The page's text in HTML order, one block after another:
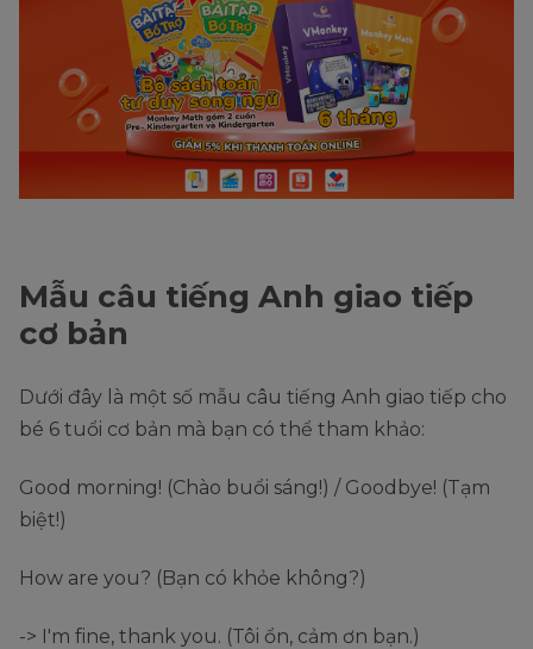
Mẫu câu tiếng Anh giao tiếp
cơ bản
Dưới đây là một số mẫu câu tiếng Anh giao tiếp cho
bé 6 tuổi cơ bản mà bạn có thể tham khảo:
Good morning! (Chào buổi sáng!) / Goodbye! (Tạm
biệt!)
How are you? (Bạn có khỏe không?)
-> I'm fine, thank you. (Tôi ổn, cảm ơn bạn.)